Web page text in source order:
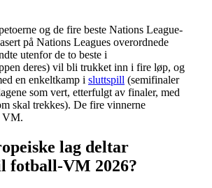
og de fire beste Nations League-
på Nations Leagues overordnede
utenfor de to beste i
deres) vil bli trukket inn i fire løp, og
en enkeltkamp i sluttspill (semifinaler
som vert, etterfulgt av finaler, med
skal trekkes). De fire vinnerne
VM.
lag deltar
fotball-VM 2026?